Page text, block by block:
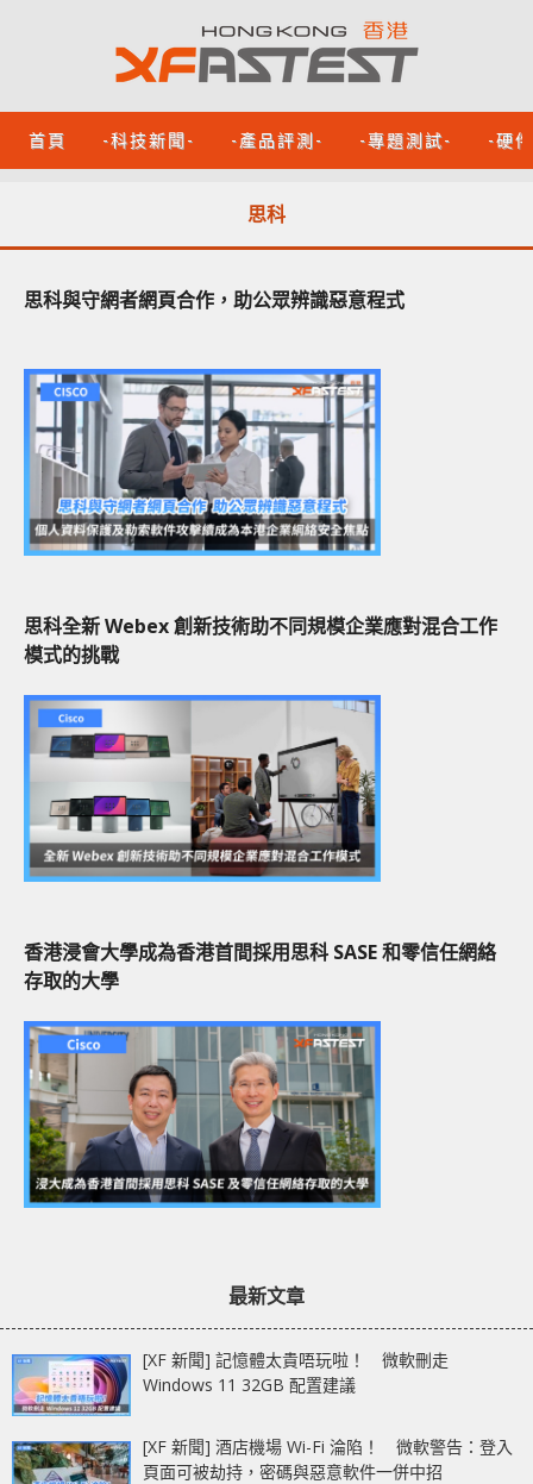
首頁 -科技新聞- -產品評測- -專題測試- -硬
思科
思科與守網者網頁合作，助公眾辨識惡意程式
思科全新 Webex 創新技術助不同規模企業應對混合工作
模式的挑戰
香港浸會大學成為香港首間採用思科 SASE 和零信任網絡
存取的大學
最新文章
[XF 新聞] 記憶體太貴唔玩啦！ 微軟刪走
Windows 11 32GB 配置建議
[XF 新聞] 酒店機場 Wi-Fi 淪陷！ 微軟警告：登入
頁面可被劫持，密碼與惡意軟件一併中招